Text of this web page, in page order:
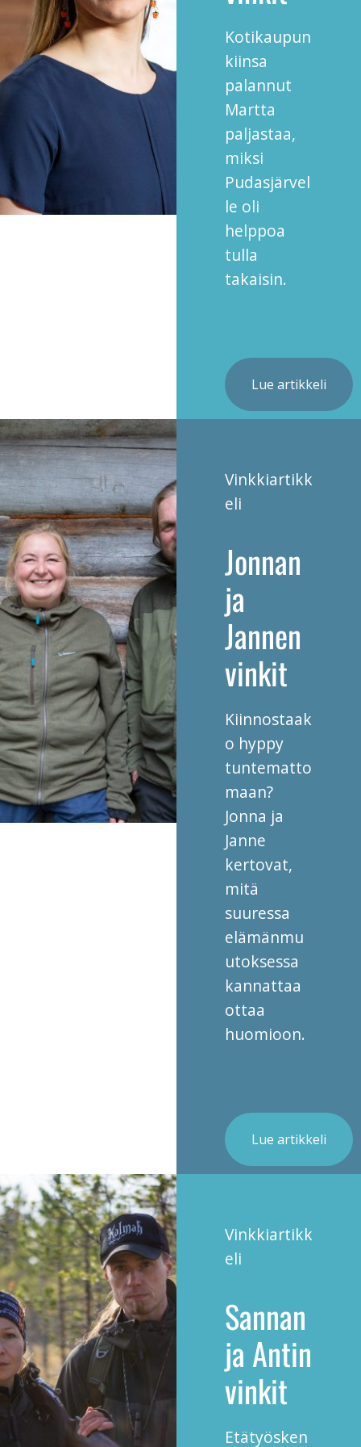
Kotikaupun
kiinsa
palannut
Martta
paljastaa,
miksi
Pudasjärvel
le oli
helppoa
tulla
takaisin.
Lue artikkeli
Vinkkiartikk
eli
Jonnan
ja
Jannen
vinkit
Kiinnostaak
o hyppy
tuntematto
maan?
Jonna ja
Janne
kertovat,
mitä
suuressa
elämänmu
utoksessa
kannattaa
ottaa
huomioon.
Lue artikkeli
Vinkkiartikk
eli
Sannan
ja Antin
vinkit
Etätyösken